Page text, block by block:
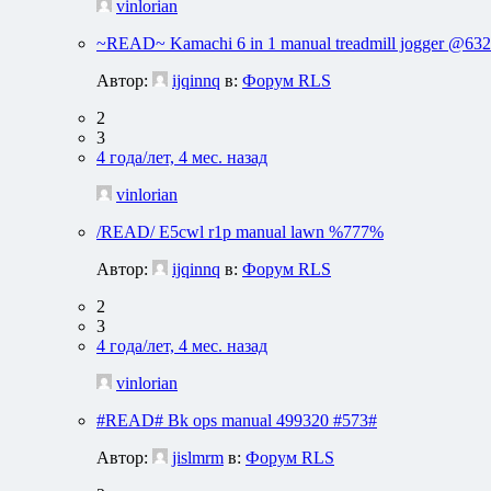
vinlorian
~READ~ Kamachi 6 in 1 manual treadmill jogger
Автор:
ijqinnq в: Форум RLS
2
3
4 года/лет, 4 мес. назад
vinlorian
/READ/ E5cwl r1p manual lawn %777%
Автор:
ijqinnq в: Форум RLS
2
3
4 года/лет, 4 мес. назад
vinlorian
#READ# Bk ops manual 499320 #573#
Автор:
jislmrm в: Форум RLS